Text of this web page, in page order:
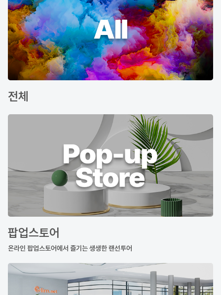
전체
팝업스토어
온라인 팝업스토어에서 즐기는 생생한 랜선투어